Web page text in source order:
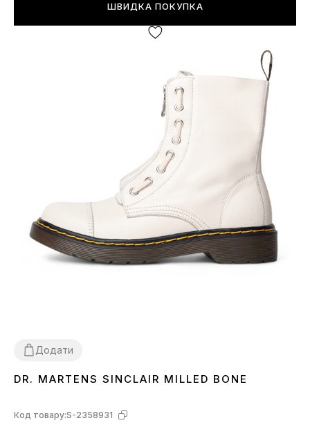
ШВИДКА ПОКУПКА
Додати
36 3739
DR. MARTENS SINCLAIR MILLED BONE
Код товару:S-2358931